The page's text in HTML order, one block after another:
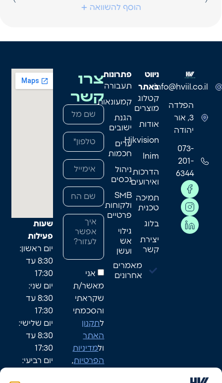
הוסף להשוואה
info@hviil.co.il
הפלדה
3, אור
יהודה
073-
201-
6344
ניווט
באתר
קטלוג
מוצרים
אודות
Hikvision
Inim
הדרכות
ואירועים
תמיכה
טכנית
בלוג
יצירת
קשר
מאמרים
אחרונים
פתרונות
תעבורה
קמעונאות
הגנת
ישובים
ערים
חכמות
ניהול
נכסים
SMB
ולקוחות
פרטיים
גילוי
אש
ועשן
צרו
קשר
אני
מאשר/ת
שקראתי
והסכמתי
לתקנון
האתר
ולמדיניות
הפרטיות,
שעות
פעילות
יום ראשון:
8:30 עד
17:30
יום שני:
8:30 עד
17:30
יום שלישי:
8:30 עד
17:30
יום רביעי: